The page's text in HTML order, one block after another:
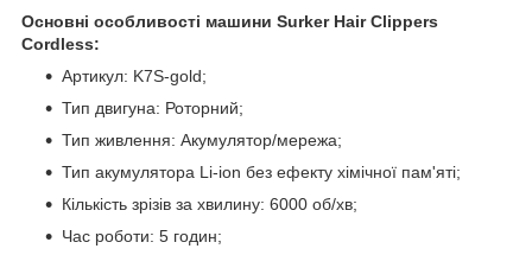
Основні особливості машини Surker Hair Clippers
Cordless:
Артикул: K7S-gold;
Тип двигуна: Роторний;
Тип живлення: Акумулятор/мережа;
Тип акумулятора Li-ion без ефекту хімічної пам'яті;
Кількість зрізів за хвилину: 6000 об/хв;
Час роботи: 5 годин;